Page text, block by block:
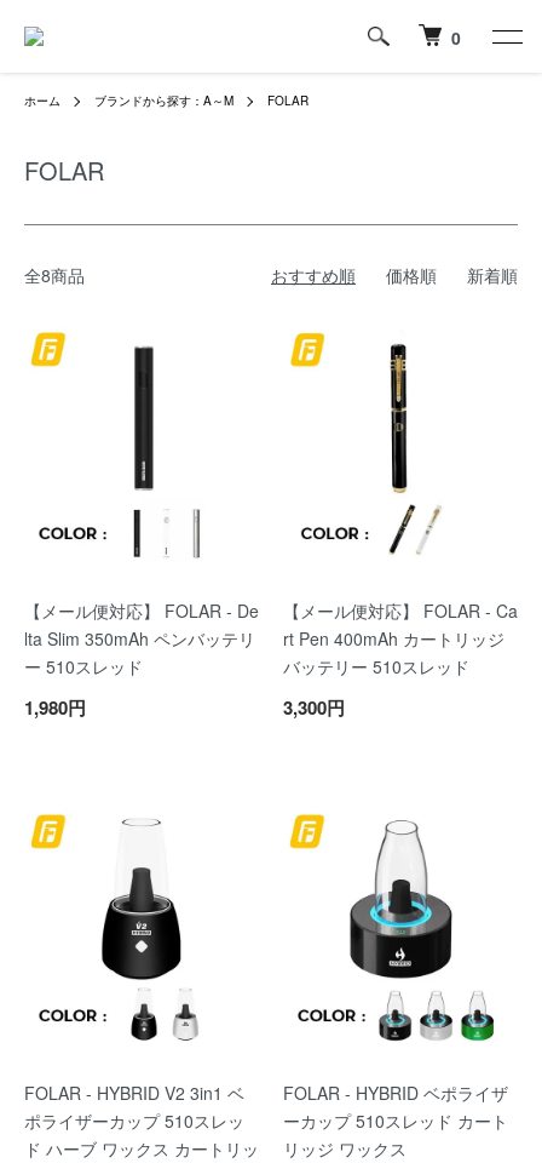
0
ホーム ブランドから探す：A～M FOLAR
FOLAR
全8商品 おすすめ順 価格順 新着順
【メール便対応】 FOLAR - De
lta Slim 350mAh ペンバッテリ
ー 510スレッド
1,980円
【メール便対応】 FOLAR - Ca
rt Pen 400mAh カートリッジ
バッテリー 510スレッド
3,300円
FOLAR - HYBRID V2 3in1 ベ
ポライザーカップ 510スレッ
ド ハーブ ワックス カートリッ
FOLAR - HYBRID ベポライザ
ーカップ 510スレッド カート
リッジ ワックス